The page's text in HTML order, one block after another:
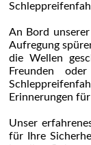
An Bord
Aufregung
die Wellen
Freunden
Erinnerungen
Unser
für Ihre